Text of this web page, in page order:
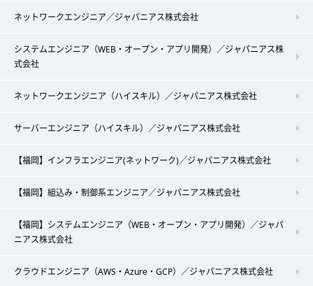
ネットワークエンジニア／ジャパニアス株式会社
システムエンジニア（WEB・オープン・アプリ開発）／ジャパニアス株
式会社
ネットワークエンジニア（ハイスキル）／ジャパニアス株式会社
サーバーエンジニア（ハイスキル）／ジャパニアス株式会社
【福岡】インフラエンジニア(ネットワーク)／ジャパニアス株式会社
【福岡】組込み・制御系エンジニア／ジャパニアス株式会社
【福岡】システムエンジニア（WEB・オープン・アプリ開発）／ジャパ
ニアス株式会社
クラウドエンジニア（AWS・Azure・GCP）／ジャパニアス株式会社